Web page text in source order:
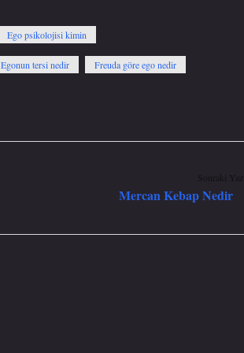
Ego psikolojisi kimin
Egonun tersi nedir Freuda göre ego nedir
Sonraki
Mercan Kebap Nedir